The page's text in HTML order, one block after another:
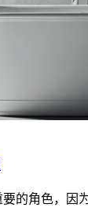
的角色，因